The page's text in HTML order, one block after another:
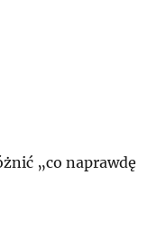
„co naprawdę